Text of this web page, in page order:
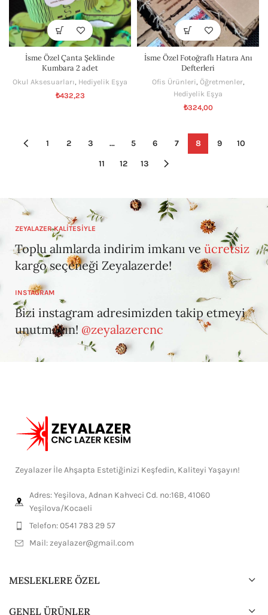
İsme Özel Çanta Şeklinde
Kumbara 2 adet
Okul Aksesuarları, Hediyelik Eşya
₺432,23
İsme Özel Fotoğraflı Hatıra Anı
Defterleri
Ofis Ürünleri, Öğretmenler,
Hediyelik Eşya
₺324,00
1 2 3 … 5 6 7 8 9
10
11
12 13
ZEYALAZER KALİTESİYLE
Toplu alımlarda indirim imkanı veücretsiz
kargo seçeneği Zeyalazerde!
INSTAGRAM
Bizi instagram adresimizden takip etmeyi
unutmayın! @zeyalazercnc
Zeyalazer İle Ahşapta Estetiğinizi Keşfedin, Kaliteyi Yaşayın!
Adres: Yeşilova, Adnan Kahveci Cd. no:16B, 41060
Yeşilova/Kocaeli
Telefon: 0541 783 29 57
Mail:zeyalazer@gmail.com
MESLEKLERE ÖZEL
GENEL ÜRÜNLER